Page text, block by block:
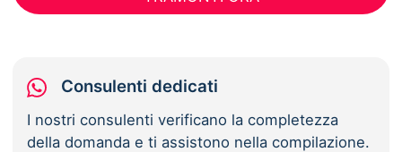
Consulenti dedicati
I nostri consulenti verificano la completezza
della domanda e ti assistono nella compilazione.